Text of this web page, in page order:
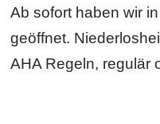
Ab sofort haben wir
geöffnet.
AHA Regeln, regulär